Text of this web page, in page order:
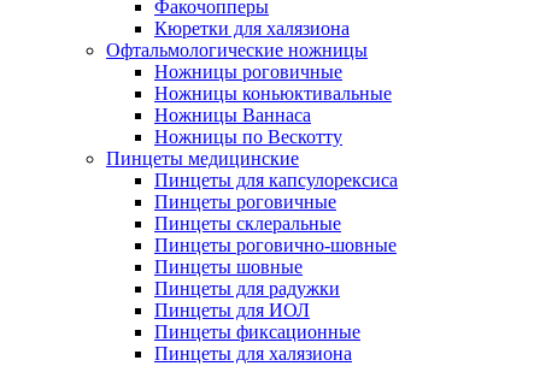
Факочопперы
Кюретки для халязиона
Офтальмологические ножницы
Ножницы роговичные
Ножницы коньюктивальные
Ножницы Ваннаса
Ножницы по Вескотту
Пинцеты медицинские
Пинцеты для капсулорексиса
Пинцеты роговичные
Пинцеты склеральные
Пинцеты роговично-шовные
Пинцеты шовные
Пинцеты для радужки
Пинцеты для ИОЛ
Пинцеты фиксационные
Пинцеты для халязиона